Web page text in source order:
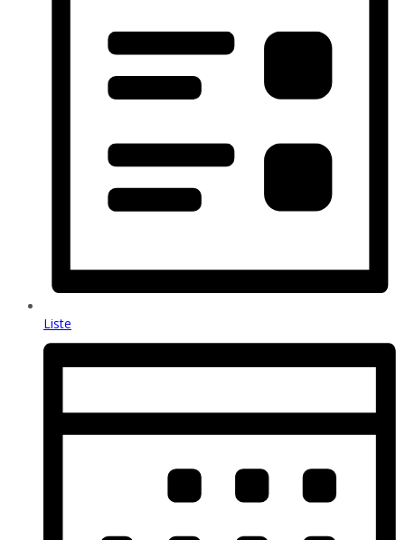
Liste